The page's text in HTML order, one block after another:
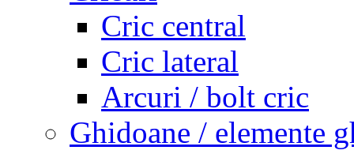
Cric central
Cric lateral
Arcuri / bolt cric
Ghidoane / elemente